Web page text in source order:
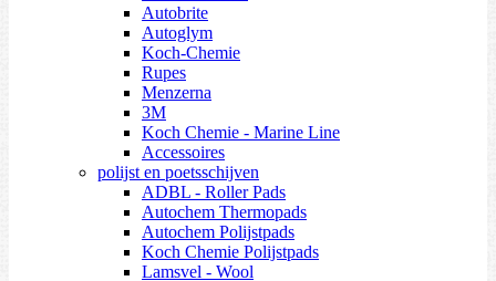
Autobrite
Autoglym
Koch-Chemie
Rupes
Menzerna
3M
Koch Chemie - Marine Line
Accessoires
polijst en poetsschijven
ADBL - Roller Pads
Autochem Thermopads
Autochem Polijstpads
Koch Chemie Polijstpads
Lamsvel - Wool